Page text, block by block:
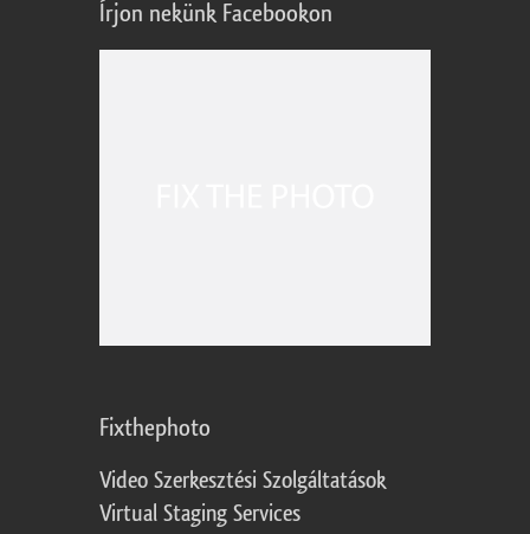
Írjon nekünk Facebookon
Fixthephoto
Video Szerkesztési Szolgáltatások
Virtual Staging Services